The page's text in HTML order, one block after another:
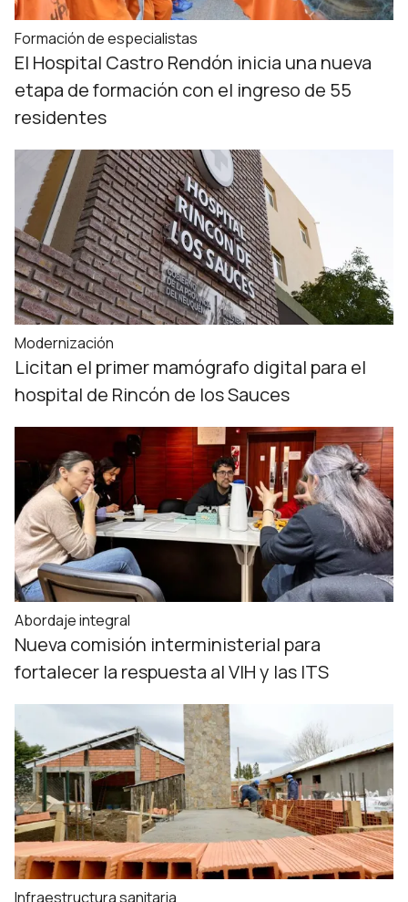
Formación de especialistas
El Hospital Castro Rendón inicia una nueva
etapa de formación con el ingreso de 55
residentes
Modernización
Licitan el primer mamógrafo digital para el
hospital de Rincón de los Sauces
Abordaje integral
Nueva comisión interministerial para
fortalecer la respuesta al VIH y las ITS
Infraestructura sanitaria